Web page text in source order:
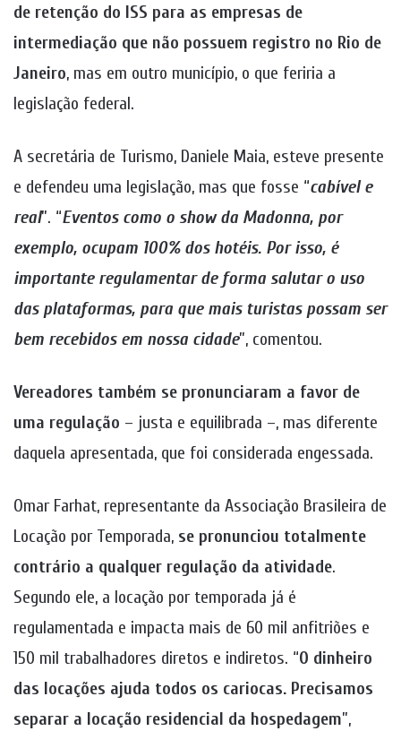
de retenção do ISS para as empresas de
intermediação que não possuem registro no Rio de
Janeiro, mas em outro município, o que feriria a
legislação federal.
A secretária de Turismo, Daniele Maia, esteve presente
e defendeu uma legislação, mas que fosse “cabível e
real”. “Eventos como o show da Madonna, por
exemplo, ocupam 100% dos hotéis. Por isso, é
importante regulamentar de forma salutar o uso
das plataformas, para que mais turistas possam ser
bem recebidos em nossa cidade”, comentou.
Vereadores também se pronunciaram a favor de
uma regulação – justa e equilibrada –, mas diferente
daquela apresentada, que foi considerada engessada.
Omar Farhat, representante da Associação Brasileira de
Locação por Temporada, se pronunciou totalmente
contrário a qualquer regulação da atividade.
Segundo ele, a locação por temporada já é
regulamentada e impacta mais de 60 mil anfitriões e
150 mil trabalhadores diretos e indiretos. “O dinheiro
das locações ajuda todos os cariocas. Precisamos
separar a locação residencial da hospedagem”,